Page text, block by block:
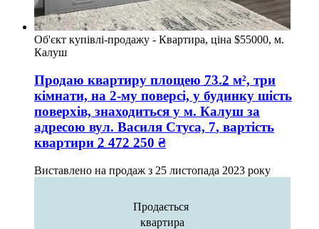
Об'єкт купівлі-продажу - Квартира, ціна $55000, м.
Калуш
Продаю квартиру площею 73.2 м², три
кімнати, на 2-му поверсі, у будинку шість
поверхів, знаходиться у м. Калуш за
адресою вул. Василя Стуса, 7, вартість
квартири 2 472 250 ₴
Виставлено на продаж з 25 листопада 2023 року
Продається
квартира